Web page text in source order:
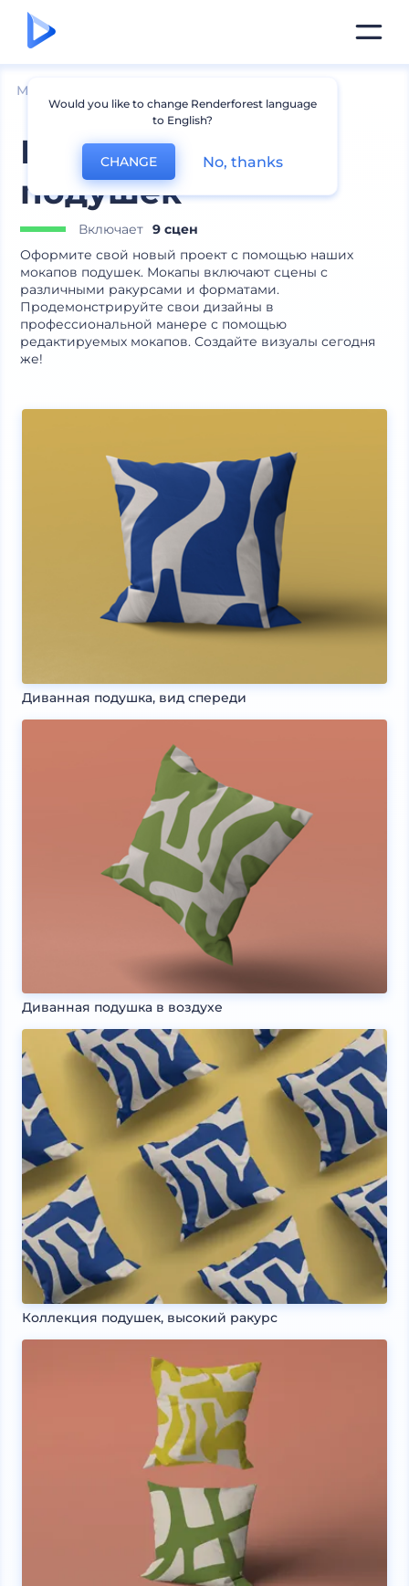
Мокапы
Набор мокапов
подушек
Включает 9 сцен
Оформите свой новый проект с помощью наших
мокапов подушек. Мокапы включают сцены с
различными ракурсами и форматами.
Продемонстрируйте свои дизайны в
профессиональной манере с помощью
редактируемых мокапов. Создайте визуалы сегодня
же!
Диванная подушка, вид спереди
Диванная подушка в воздухе
Коллекция подушек, высокий ракурс
Would you like to change Renderforest language
to English?
CHANGE No, thanks